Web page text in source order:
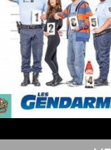
INT. -12ans